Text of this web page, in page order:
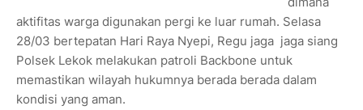
aktifitas warga digunakan pergi ke luar rumah. Selasa
28/03 bertepatan Hari Raya Nyepi, Regu jaga jaga siang
Polsek Lekok melakukan patroli Backbone untuk
memastikan wilayah hukumnya berada berada dalam
kondisi yang aman.